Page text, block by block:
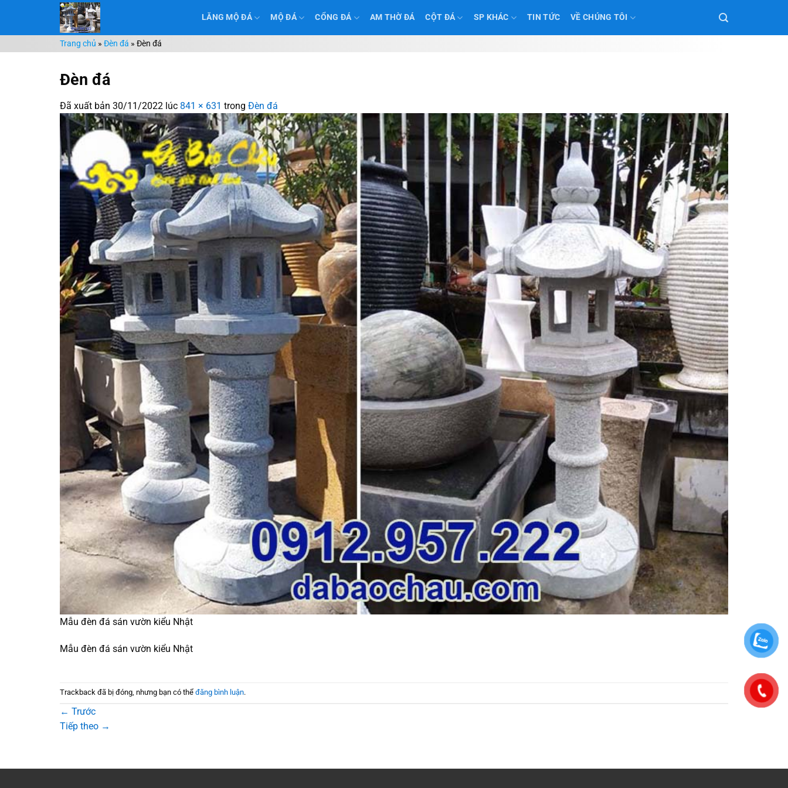
nội
dung
LĂNG MỘ ĐÁ MỘ ĐÁ CỔNG ĐÁ AM THỜ ĐÁ CỘT ĐÁ SP KHÁC TIN TỨC VỀ CHÚNG TÔI
Trang chủ » Đèn đá » Đèn đá
Đèn đá
Đã xuất bản 30/11/2022 lúc 841 × 631 trong Đèn đá
Mẫu đèn đá sán vườn kiểu Nhật
Mẫu đèn đá sán vườn kiểu Nhật
Trackback đã bị đóng, nhưng bạn có thể đăng bình luận.
← Trước
Tiếp theo →